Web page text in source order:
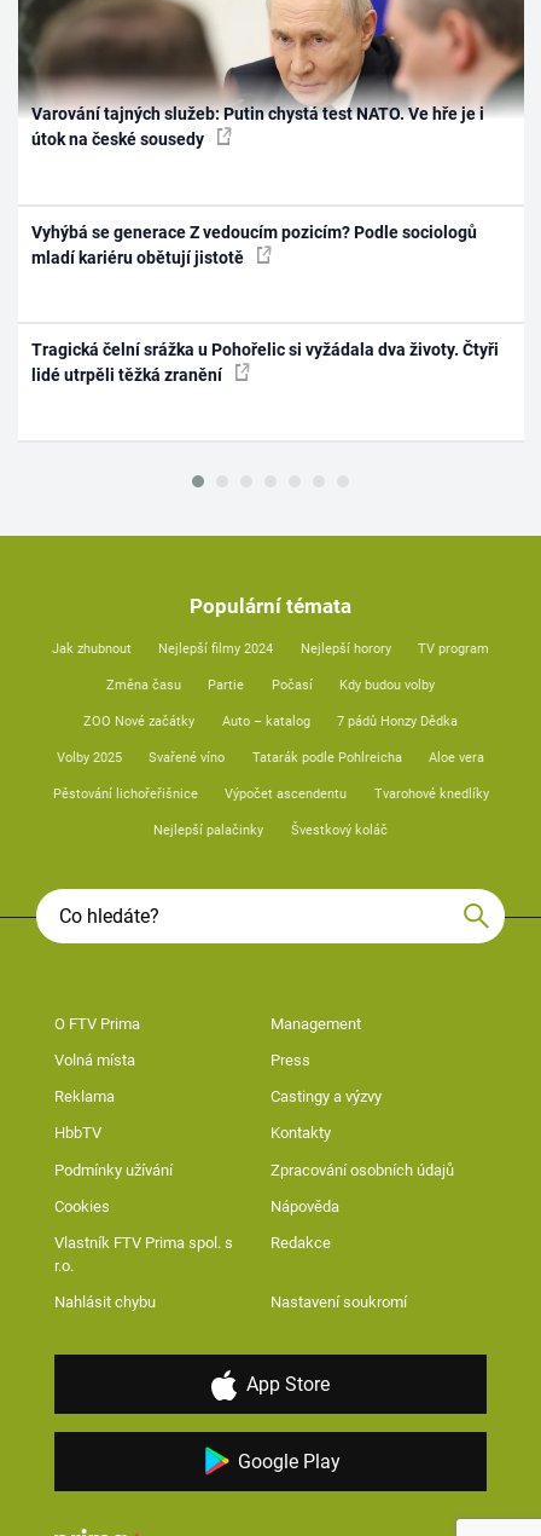
Varování tajných služeb: Putin chystá test NATO. Ve hře je i
útok na české sousedy
Vyhýbá se generace Z vedoucím pozicím? Podle sociologů
mladí kariéru obětují jistotě
Tragická čelní srážka u Pohořelic si vyžádala dva životy. Čtyři
lidé utrpěli těžká zranění
Populární témata
Jak zhubnout Nejlepší filmy 2024 Nejlepší horory TV program
Změna času Partie Počasí Kdy budou volby
ZOO Nové začátky Auto – katalog 7 pádů Honzy Dědka
Volby 2025 Svařené víno Tatarák podle Pohlreicha Aloe vera
Pěstování lichořeřišnice Výpočet ascendentu Tvarohové knedlíky
Nejlepší palačinky Švestkový koláč
O FTV Prima Management
Volná místa Press
Reklama Castingy a výzvy
HbbTV Kontakty
Podmínky užívání Zpracování osobních údajů
Cookies Nápověda
Vlastník FTV Prima spol. s
r.o.
Redakce
Nahlásit chybu Nastavení soukromí
App Store
Google Play